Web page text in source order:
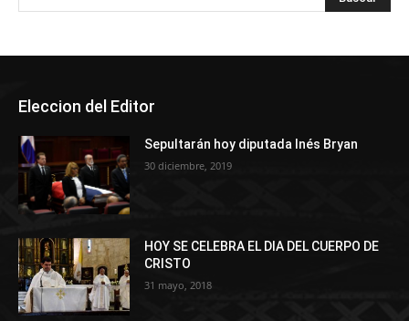
Eleccion del Editor
Sepultarán hoy diputada Inés Bryan
30 diciembre, 2019
HOY SE CELEBRA EL DIA DEL CUERPO DE
CRISTO
31 mayo, 2018